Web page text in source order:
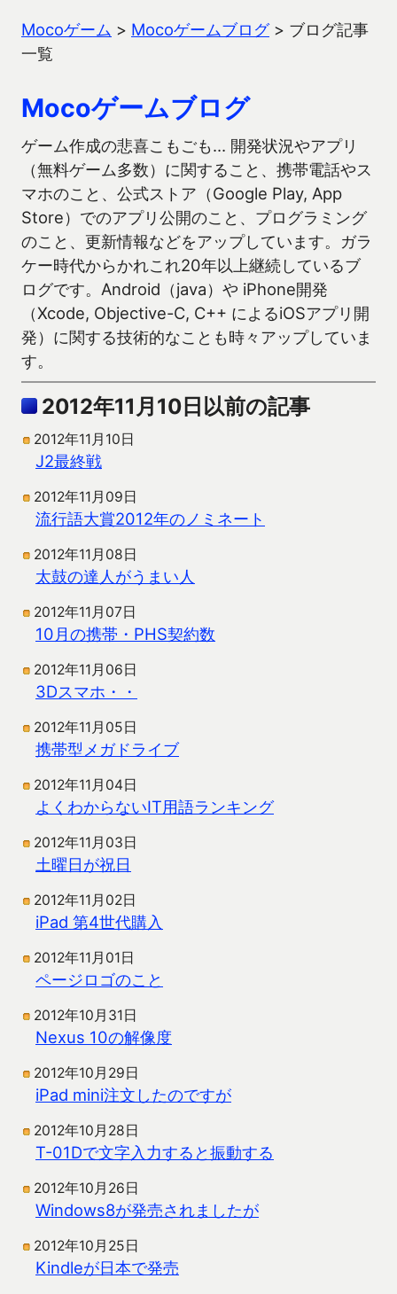
Mocoゲーム > Mocoゲームブログ> ブログ記事
一覧
Mocoゲームブログ
ゲーム作成の悲喜こもごも… 開発状況やアプリ
（無料ゲーム多数）に関すること、携帯電話やス
マホのこと、公式ストア（Google Play, App
Store）でのアプリ公開のこと、プログラミング
のこと、更新情報などをアップしています。ガラ
ケー時代からかれこれ20年以上継続しているブ
ログです。Android（java）や iPhone開発
（Xcode, Objective-C, C++ によるiOSアプリ開
発）に関する技術的なことも時々アップしていま
す。
2012年11月10日以前の記事
2012年11月10日
J2最終戦
2012年11月09日
流行語大賞2012年のノミネート
2012年11月08日
太鼓の達人がうまい人
2012年11月07日
10月の携帯・PHS契約数
2012年11月06日
3Dスマホ・・
2012年11月05日
携帯型メガドライブ
2012年11月04日
よくわからないIT用語ランキング
2012年11月03日
土曜日が祝日
2012年11月02日
iPad 第4世代購入
2012年11月01日
ページロゴのこと
2012年10月31日
Nexus 10の解像度
2012年10月29日
iPad mini注文したのですが
2012年10月28日
T-01Dで文字入力すると振動する
2012年10月26日
Windows8が発売されましたが
2012年10月25日
Kindleが日本で発売